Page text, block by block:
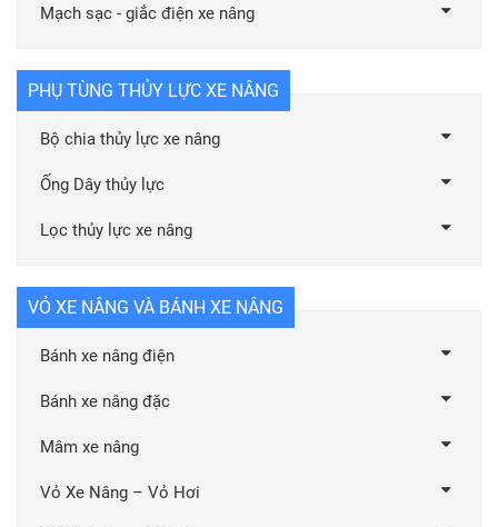
Mạch sạc - giắc điện xe nâng
PHỤ TÙNG THỦY LỰC XE NÂNG
Bộ chia thủy lực xe nâng
Ống Dây thủy lực
Lọc thủy lực xe nâng
VỎ XE NÂNG VÀ BÁNH XE NÂNG
Bánh xe nâng điện
Bánh xe nâng đặc
Mâm xe nâng
Vỏ Xe Nâng – Vỏ Hơi